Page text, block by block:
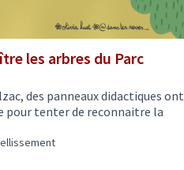
les arbres du Parc
des panneaux didactiques ont
pour tenter de reconnaitre la